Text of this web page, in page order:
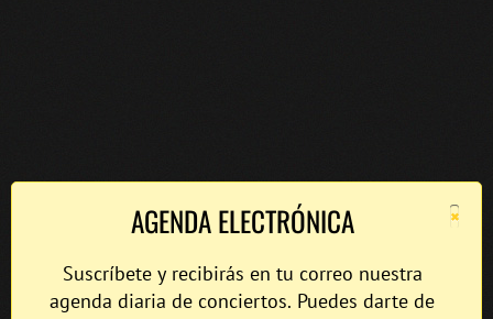
×
AGENDA ELECTRÓNICA
Suscríbete y recibirás en tu correo nuestra
agenda diaria de conciertos. Puedes darte de